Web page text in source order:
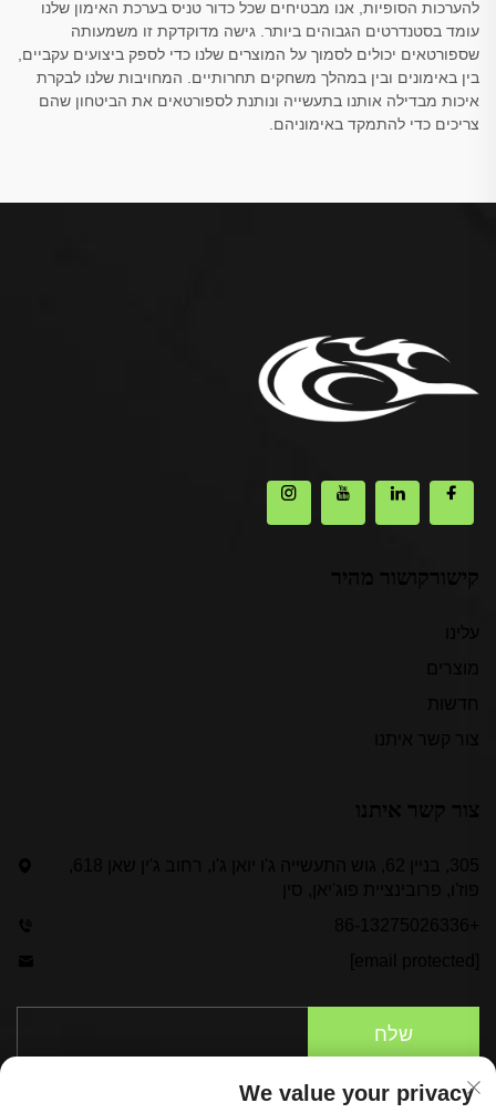
להערכות הסופיות, אנו מבטיחים שכל כדור טניס בערכת האימון שלנו
עומד בסטנדרטים הגבוהים ביותר. גישה מדוקדקת זו משמעותה
שספורטאים יכולים לסמוך על המוצרים שלנו כדי לספק ביצועים עקביים,
בין באימונים ובין במהלך משחקים תחרותיים. המחויבות שלנו לבקרת
איכות מבדילה אותנו בתעשייה ונותנת לספורטאים את הביטחון שהם
צריכים כדי להתמקד באימוניהם.
קישורקושור מהיר
שלח
We value your privacy